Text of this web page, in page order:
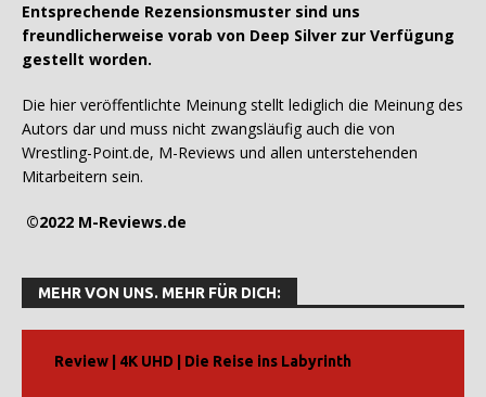
Entsprechende Rezensionsmuster sind uns
freundlicherweise vorab von Deep Silver zur Verfügung
gestellt worden.
Die hier veröffentlichte Meinung stellt lediglich die Meinung des
Autors dar und muss nicht zwangsläufig auch die von
Wrestling-Point.de, M-Reviews und allen unterstehenden
Mitarbeitern sein.
©2022 M-Reviews.de
MEHR VON UNS. MEHR FÜR DICH:
Review | 4K UHD | Die Reise ins Labyrinth